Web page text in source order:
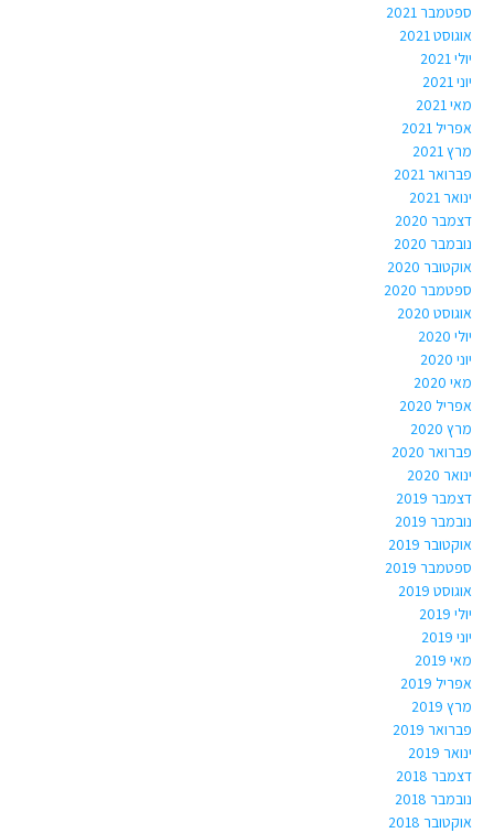
ספטמבר 2021
אוגוסט 2021
יולי 2021
יוני 2021
מאי 2021
אפריל 2021
מרץ 2021
פברואר 2021
ינואר 2021
דצמבר 2020
נובמבר 2020
אוקטובר 2020
ספטמבר 2020
אוגוסט 2020
יולי 2020
יוני 2020
מאי 2020
אפריל 2020
מרץ 2020
פברואר 2020
ינואר 2020
דצמבר 2019
נובמבר 2019
אוקטובר 2019
ספטמבר 2019
אוגוסט 2019
יולי 2019
יוני 2019
מאי 2019
אפריל 2019
מרץ 2019
פברואר 2019
ינואר 2019
דצמבר 2018
נובמבר 2018
אוקטובר 2018